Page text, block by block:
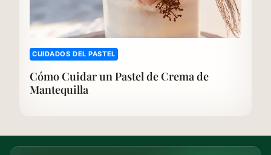
CUIDADOS DEL PASTEL
Cómo Cuidar un Pastel de Crema de
Mantequilla